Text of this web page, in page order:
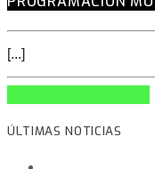
[...]
ÚLTIMAS NOTICIAS